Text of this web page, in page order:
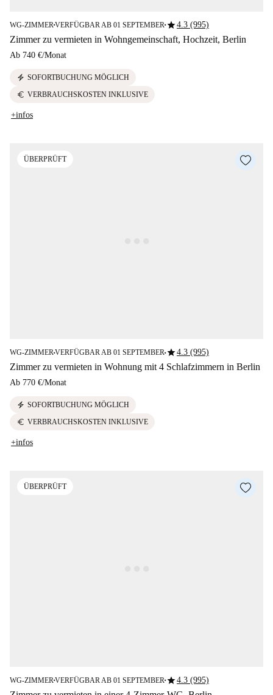
WG-ZIMMER ■VERFÜGBAR AB 01 SEPTEMBER ■star4.3 (995)
Zimmer zu vermieten in Wohngemeinschaft, Hochzeit, Berlin
Ab 740 €/Monat
electric_bolt SOFORTBUCHUNG MÖGLICH
euro VERBRAUCHSKOSTEN INKLUSIVE
+infos
ÜBERPRÜFT
WG-ZIMMER■VERFÜGBAR AB 01 SEPTEMBER■star4.3 (995)
Zimmer zu vermieten in Wohnung mit 4 Schlafzimmern in Berlin
Ab 770 €/Monat
electric_bolt SOFORTBUCHUNG MÖGLICH
euro VERBRAUCHSKOSTEN INKLUSIVE
+infos
ÜBERPRÜFT
WG-ZIMMER■VERFÜGBAR AB 01 SEPTEMBER■star4.3 (995)